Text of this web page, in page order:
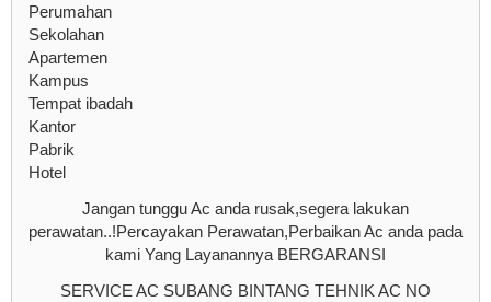
Perumahan
Sekolahan
Apartemen
Kampus
Tempat ibadah
Kantor
Pabrik
Hotel
Jangan tunggu Ac anda rusak,segera lakukan
perawatan..!Percayakan Perawatan,Perbaikan Ac anda pada
kami Yang Layanannya BERGARANSI
SERVICE AC SUBANG BINTANG TEHNIK AC NO